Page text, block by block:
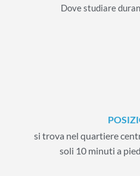
Dove studiare
si trova nel quartiere
soli 10 minuti a